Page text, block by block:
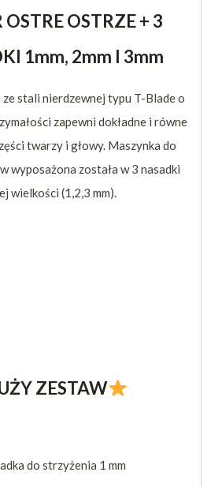
OSTRE OSTRZE + 3
1mm, 2mm I 3mm
stali nierdzewnej typu T-Blade o
zapewni dokładne i równe
twarzy i głowy. Maszynka do
wyposażona została w 3 nasadki
wielkości (1,2,3 mm).
ZESTAW
do strzyżenia 1 mm